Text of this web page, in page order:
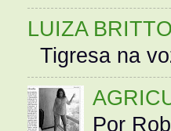
LUIZA
Tigresa na
Por